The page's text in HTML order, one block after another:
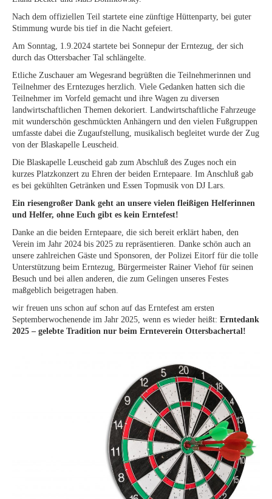
Nach dem offiziellen Teil startete eine zünftige Hüttenparty, bei guter
Stimmung wurde bis tief in die Nacht gefeiert.
Am Sonntag, 1.9.2024 startete bei Sonnepur der Erntezug, der sich
durch das Ottersbacher Tal schlängelte.
Etliche Zuschauer am Wegesrand begrüßten die Teilnehmerinnen und
Teilnehmer des Erntezuges herzlich. Viele Gedanken hatten sich die
Teilnehmer im Vorfeld gemacht und ihre Wagen zu diversen
landwirtschaftlichen Themen dekoriert. Landwirtschaftliche Fahrzeuge
mit wunderschön geschmückten Anhängern und den vielen Fußgruppen
umfasste dabei die Zugaufstellung, musikalisch begleitet wurde der Zug
von der Blaskapelle Leuscheid.
Die Blaskapelle Leuscheid gab zum Abschluß des Zuges noch ein
kurzes Platzkonzert zu Ehren der beiden Erntepaare. Im Anschluß gab
es bei gekühlten Getränken und Essen Topmusik von DJ Lars.
Ein riesengroßer Dank geht an unsere vielen fleißigen Helferinnen
und Helfer, ohne Euch gibt es kein Erntefest!
Danke an die beiden Erntepaare, die sich bereit erklärt haben, den
Verein im Jahr 2024 bis 2025 zu repräsentieren. Danke schön auch an
unsere zahlreichen Gäste und Sponsoren, der Polizei Eitorf für die tolle
Unterstützung beim Erntezug, Bürgermeister Rainer Viehof für seinen
Besuch und bei allen anderen, die zum Gelingen unseres Festes
maßgeblich beigetragen haben.
wir freuen uns schon auf schon auf das Erntefest am ersten
Septemberwochenende im Jahr 2025, wenn es wieder heißt: Erntedank
2025 – gelebte Tradition nur beim Ernteverein Ottersbachertal!